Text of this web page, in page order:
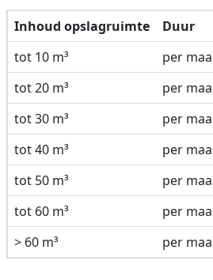
Inhoud opslagruimte Duur
tot 10 m³
per
tot 20 m³
per
tot 30 m³
per
tot 40 m³
per
tot 50 m³
per
tot 60 m³
per
> 60 m³
per